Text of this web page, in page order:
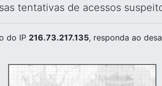
tentativas de acessos
do IP 216.73.217.135, responda ao